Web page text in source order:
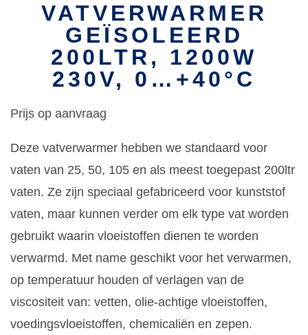
VATVERWARMER
GEÏSOLEERD
200LTR, 1200W
230V, 0…+40°C
Prijs op aanvraag
Deze vatverwarmer hebben we standaard voor
vaten van 25, 50, 105 en als meest toegepast 200ltr
vaten. Ze zijn speciaal gefabriceerd voor kunststof
vaten, maar kunnen verder om elk type vat worden
gebruikt waarin vloeistoffen dienen te worden
verwarmd. Met name geschikt voor het verwarmen,
op temperatuur houden of verlagen van de
viscositeit van: vetten, olie-achtige vloeistoffen,
voedingsvloeistoffen, chemicaliën en zepen.